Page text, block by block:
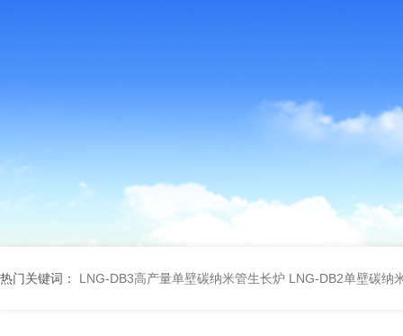
热门关键词： LNG-DB3高产量单壁碳纳米管生长炉 LNG-DB2单壁碳纳